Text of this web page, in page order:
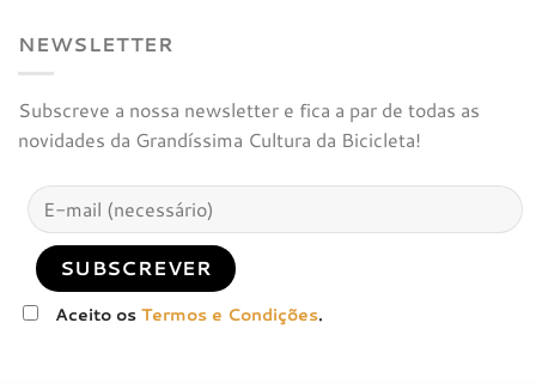
NEWSLETTER
Subscreve a nossa newsletter e fica a par de todas as
novidades da Grandíssima Cultura da Bicicleta!
Aceito osTermos e Condições.